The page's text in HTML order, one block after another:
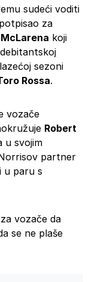
sudeći voditi
za
McLarena koji
sezoni
Rossa.
vozače
Robert
u svojim
partner
u paru s
vozače da
se ne plaše